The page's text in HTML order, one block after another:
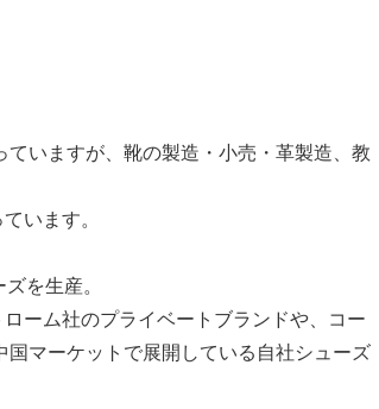
いますが、靴の製造・小売・革製造、教
います。
を生産。
ーム社のプライベートブランドや、コー
マーケットで展開している自社シューズ